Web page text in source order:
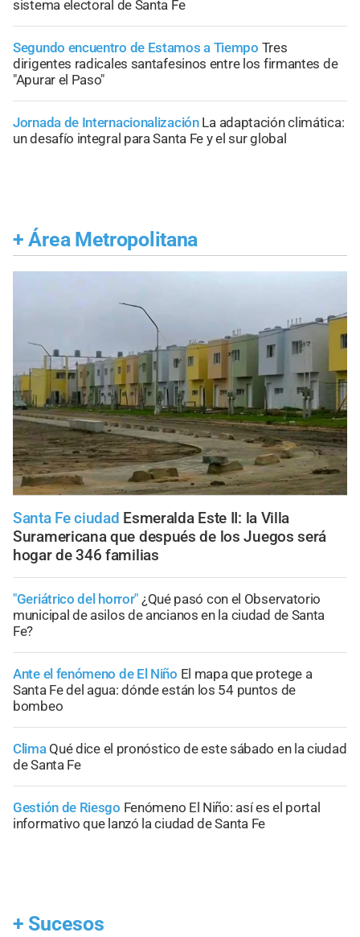
sistema electoral de Santa Fe
Segundo encuentro de Estamos a Tiempo Tres
dirigentes radicales santafesinos entre los firmantes de
"Apurar el Paso"
Jornada de Internacionalización La adaptación climática:
un desafío integral para Santa Fe y el sur global
+ Área Metropolitana
Santa Fe ciudad Esmeralda Este II: la Villa
Suramericana que después de los Juegos será
hogar de 346 familias
"Geriátrico del horror" ¿Qué pasó con el Observatorio
municipal de asilos de ancianos en la ciudad de Santa
Fe?
Ante el fenómeno de El Niño El mapa que protege a
Santa Fe del agua: dónde están los 54 puntos de
bombeo
Clima Qué dice el pronóstico de este sábado en la ciudad
de Santa Fe
Gestión de Riesgo Fenómeno El Niño: así es el portal
informativo que lanzó la ciudad de Santa Fe
+ Sucesos